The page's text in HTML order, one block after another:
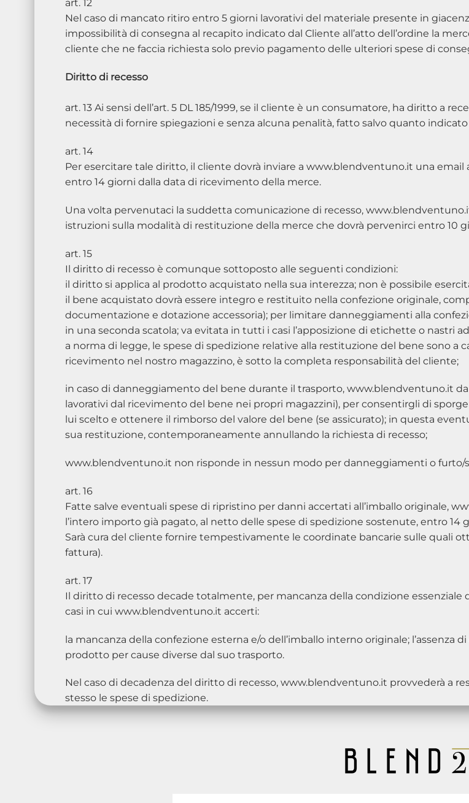
art. 12
Nel caso di mancato ritiro entro 5 giorni lavorativi del materiale presente in
impossibilità di consegna al recapito indicato dal Cliente all’atto dell’ordine la
cliente che ne faccia richiesta solo previo pagamento delle ulteriori spese di
Diritto di recesso
art. 13 Ai sensi dell’art. 5 DL 185/1999, se il cliente è un consumatore, ha diritto a
necessità di fornire spiegazioni e senza alcuna penalità, fatto salvo quanto indicato
art. 14
Per esercitare tale diritto, il cliente dovrà inviare a www.blendventuno.it una
entro 14 giorni dalla data di ricevimento della merce.
Una volta pervenutaci la suddetta comunicazione di recesso,
istruzioni sulla modalità di restituzione della merce che dovrà pervenirci entro 10
art. 15
Il diritto di recesso è comunque sottoposto alle seguenti condizioni:
il diritto si applica al prodotto acquistato nella sua interezza; non è possibile
il bene acquistato dovrà essere integro e restituito nella confezione originale,
documentazione e dotazione accessoria); per limitare danneggiamenti alla
in una seconda scatola; va evitata in tutti i casi l’apposizione di etichette o nastri
a norma di legge, le spese di spedizione relative alla restituzione del bene sono a
ricevimento nel nostro magazzino, è sotto la completa responsabilità del cliente;
in caso di danneggiamento del bene durante il trasporto, www.blendventuno.it
lavorativi dal ricevimento del bene nei propri magazzini), per consentirgli di
lui scelto e ottenere il rimborso del valore del bene (se assicurato); in questa
sua restituzione, contemporaneamente annullando la richiesta di recesso;
www.blendventuno.it non risponde in nessun modo per danneggiamenti o
art. 16
Fatte salve eventuali spese di ripristino per danni accertati all’imballo originale,
l’intero importo già pagato, al netto delle spese di spedizione sostenute, entro 14
Sarà cura del cliente fornire tempestivamente le coordinate bancarie sulle quali
fattura).
art. 17
Il diritto di recesso decade totalmente, per mancanza della condizione
casi in cui www.blendventuno.it accerti:
la mancanza della confezione esterna e/o dell’imballo interno originale;
prodotto per cause diverse dal suo trasporto.
Nel caso di decadenza del diritto di recesso, www.blendventuno.it provvederà a
stesso le spese di spedizione.